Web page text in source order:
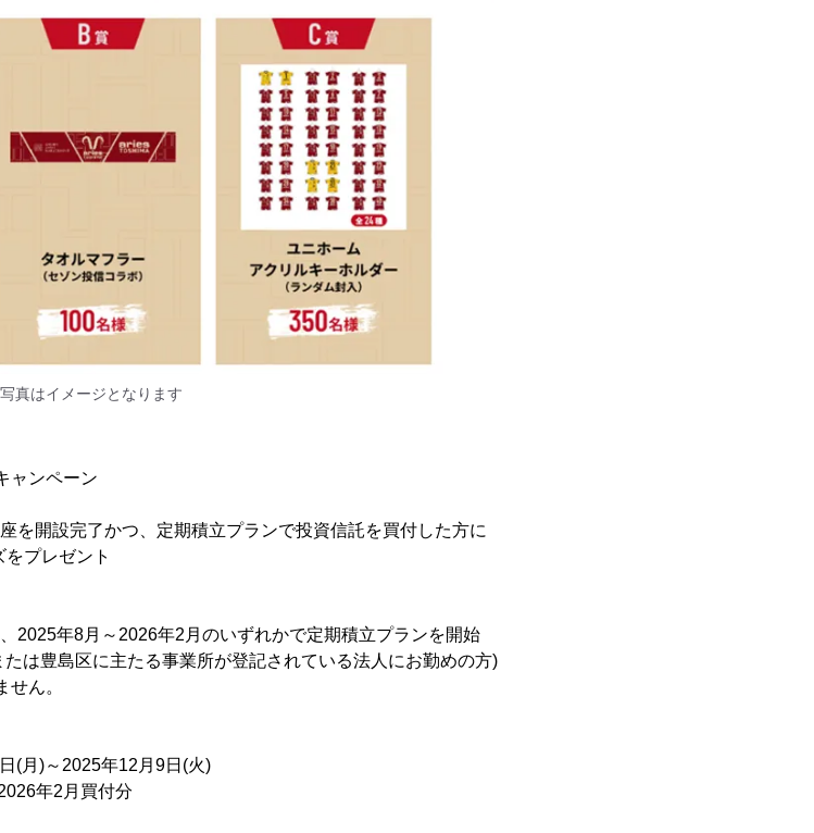
真はイメージとなります
ャンペーン
を開設完了かつ、定期積立プランで投資信託を買付した方に
プレゼント
2025年8月～2026年2月のいずれかで定期積立プランを開始
は豊島区に主たる事業所が登記されている法人にお勤めの方)
ん。
)～2025年12月9日(火)
年2月買付分